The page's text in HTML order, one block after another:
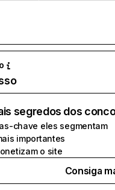
segredos dos
chave eles segmentam
importantes
o site
Consiga